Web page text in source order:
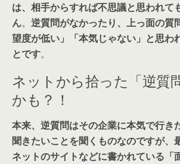
は、相手からすれば不思議と思われて
ん。 逆質問がなかったり、上っ面の質
望度が低い」「本気じゃない」と思わ
とです。
ネットから拾った「逆質
かも？！
本来、逆質問はその企業に本気で行き
聞きたいことを聞くものなのですが、
ネットのサイトなどに書かれている「